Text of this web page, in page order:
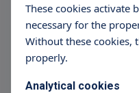
Orthopaedic
Árak megtekintése
These cookies activate
necessary for the
Without these cookies,
properly.
Analytical cookies